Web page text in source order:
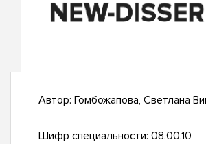
Автор: Гомбожапова, Светлана
Шифр специальности: 08.00.10